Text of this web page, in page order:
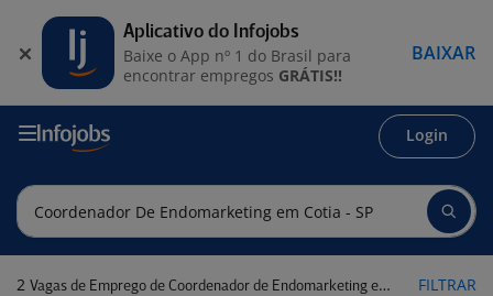
Login
2 Vagas de Emprego de Coordenador de Endomarketing em Cotia - SP FILTRAR
Aplicativo do Infojobs
Baixe o App nº 1 do Brasil para
encontrar empregos GRÁTIS!!
BAIXAR